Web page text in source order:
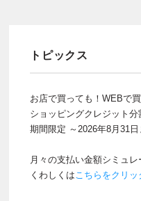
トピックス
お店で買っても！WEBで
ショッピングクレジット
期間限定 ～2026年8月31日
月々の支払い金額シミュレ
くわしくはこちらをクリッ